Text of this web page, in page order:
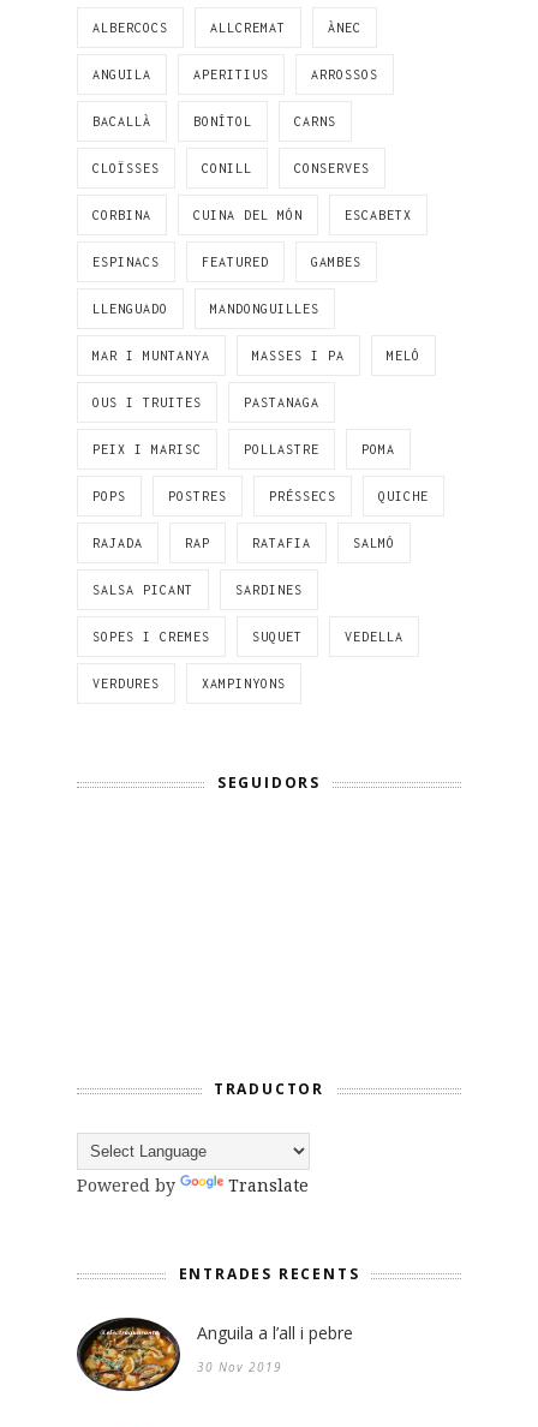
ALBERCOCS ALLCREMAT ÀNEC
ANGUILA APERITIUS ARROSSOS
BACALLÀ BONÍTOL CARNS
CLOÏSSES CONILL CONSERVES
CORBINA CUINA DEL MÓN ESCABETX
ESPINACS FEATURED GAMBES
LLENGUADO MANDONGUILLES
MAR I MUNTANYA MASSES I PA MELÓ
OUS I TRUITES PASTANAGA
PEIX I MARISC POLLASTRE POMA
POPS POSTRES PRÉSSECS QUICHE
RAJADA RAP RATAFIA SALMÓ
SALSA PICANT SARDINES
SOPES I CREMES SUQUET VEDELLA
VERDURES XAMPINYONS
SEGUIDORS
TRADUCTOR
Powered by Translate
ENTRADES RECENTS
Anguila a l’all i pebre
30 Nov 2019